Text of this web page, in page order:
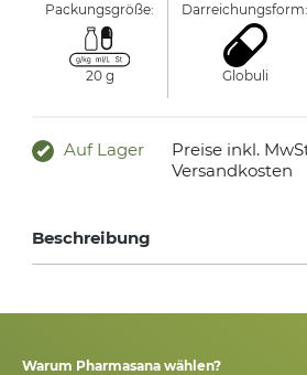
Packungsgröße:
20 g
Darreichungsform:
Globuli
Auf Lager
Preise inkl.
Versandkosten
Beschreibung
Warum Pharmasana wählen?